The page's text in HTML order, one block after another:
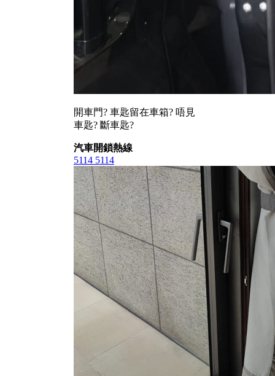
開車門? 車匙留在車箱? 唔見
車匙? 斷車匙?
汽車開鎖熱線
5114 5114